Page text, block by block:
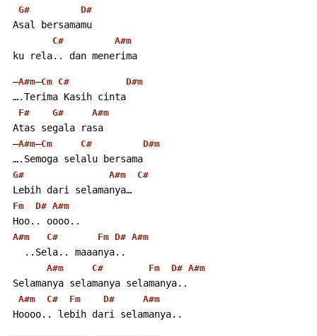
G# D#
Asal bersamamu
C# A#m
ku rela.. dan menerima
–A#m–Cm C# D#m
….Terima Kasih cinta
F# G# A#m
Atas segala rasa
–A#m–Cm C# D#m
….Semoga selalu bersama
G# A#m C#
Lebih dari selamanya…
Fm D# A#m
Hoo.. oooo..
A#m C# Fm D# A#m
   ..Sela.. maaanya..
A#m C# Fm D# A#m
Selamanya selamanya selamanya..
A#m C# Fm D# A#m
Hoooo.. lebih dari selamanya..